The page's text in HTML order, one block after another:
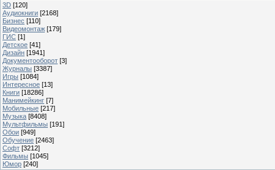
3D [120]
Аудиокниги [2168]
Бизнес [110]
Видеомонтаж [179]
ГИС [1]
Детское [41]
Дизайн [1941]
Документооборот [3]
Журналы [3387]
Игры [1084]
Интересное [13]
Книги [18286]
Манимейкинг [7]
Мобильные [217]
Музыка [8408]
Мультфильмы [191]
Обои [949]
Обучение [2463]
Софт [3212]
Фильмы [1045]
Юмор [240]